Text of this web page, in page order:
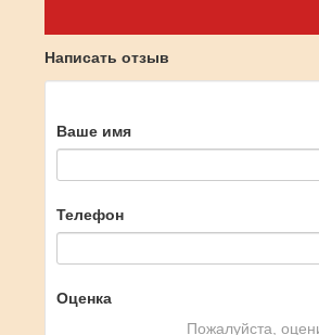
Написать отзыв
Ваше имя
Телефон
Оценка
Пожалуйста,